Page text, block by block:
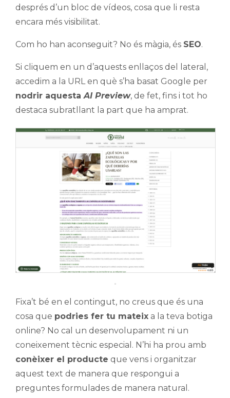
després d’un bloc de vídeos, cosa que li resta
encara més visibilitat.
Com ho han aconseguit? No és màgia, és SEO.
Si cliquem en un d’aquests enllaços del lateral,
accedim a la URL en què s’ha basat Google per
nodrir aquestaAI Preview, de fet, fins i tot ho
destaca subratllant la part que ha amprat.
Fixa’t bé en el contingut, no creus que és una
cosa que podries fer tu mateix a la teva botiga
online? No cal un desenvolupament ni un
coneixement tècnic especial. N’hi ha prou amb
conèixer el producte que vens i organitzar
aquest text de manera que respongui a
preguntes formulades de manera natural.